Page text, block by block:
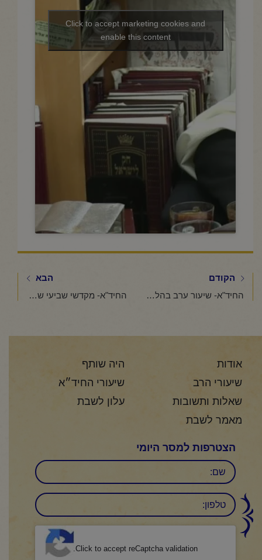
Click to accept marketing cookies and
enable this content
הקודם
החיד"א- שיעור ערב בהלכה ובאגדה-אור לא' כסלו תשפ"ו
הבא
החיד"א- מקדשי שביעי שיעור ב"קהלת"-א' כסלו תשפ"ו
אודות
היה שותף
שיעורי הרב
שיעורי החיד״א
שאלות ותשובות
עלון לשבת
מאמר לשבת
הצטרפות למסר היומי
שם
טלפון:
Click to accept reCaptcha validation.